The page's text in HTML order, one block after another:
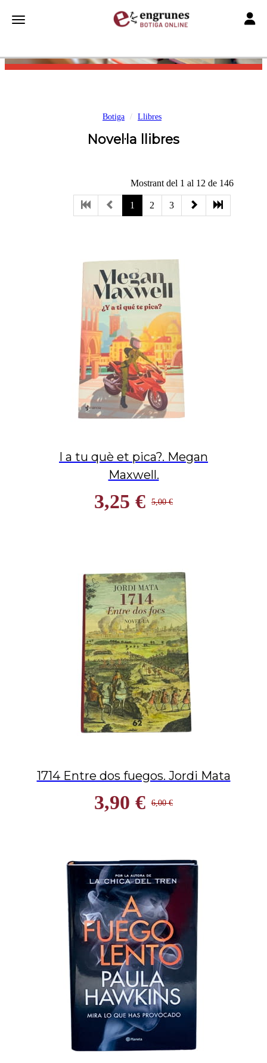
Toggle navigation
Botiga Llibres
Novel·la llibres
Mostrant del 1 al 12 de 146
1 2 3
I a tu què et pica?. Megan
Maxwell.
5,00 €
3,25 €
1714 Entre dos fuegos. Jordi Mata
6,00 €
3,90 €